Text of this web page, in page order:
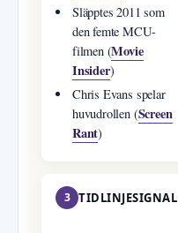
Släpptes 2011 som
den femte MCU-
filmen (Movie
Insider)
Chris Evans spelar
huvudrollen (Screen
Rant)
3 TIDLINJESIGNAL